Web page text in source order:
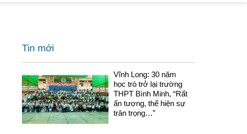
Tin mới
Vĩnh Long: 30 năm
học trò trở lại trường
THPT Bình Minh, “Rất
ấn tượng, thể hiện sự
trân trọng…”